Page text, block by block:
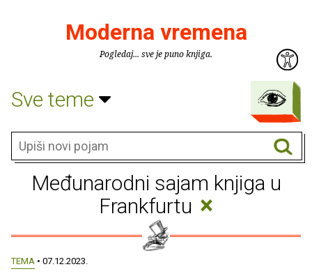
Moderna vremena
Pogledaj... sve je puno knjiga.
Sve teme
Međunarodni sajam knjiga u
Frankfurtu ×
TEMA • 07.12.2023.